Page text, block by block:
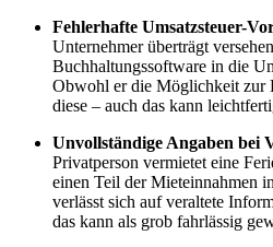
Fehlerhafte Umsatzsteuer-
Unternehmer überträgt
Buchhaltungssoftware in die
Obwohl er die Möglichkeit zur
diese – auch das kann
Unvollständige Angaben bei
Privatperson vermietet eine
einen Teil der Mieteinnahmen
verlässt sich auf veraltete
das kann als grob fahrlässig